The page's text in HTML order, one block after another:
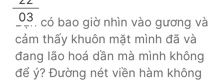
03
Bạn có bao giờ nhìn vào gương và
cảm thấy khuôn mặt mình đã và
đang lão hoá dần mà mình không
để ý? Đường nét viền hàm không